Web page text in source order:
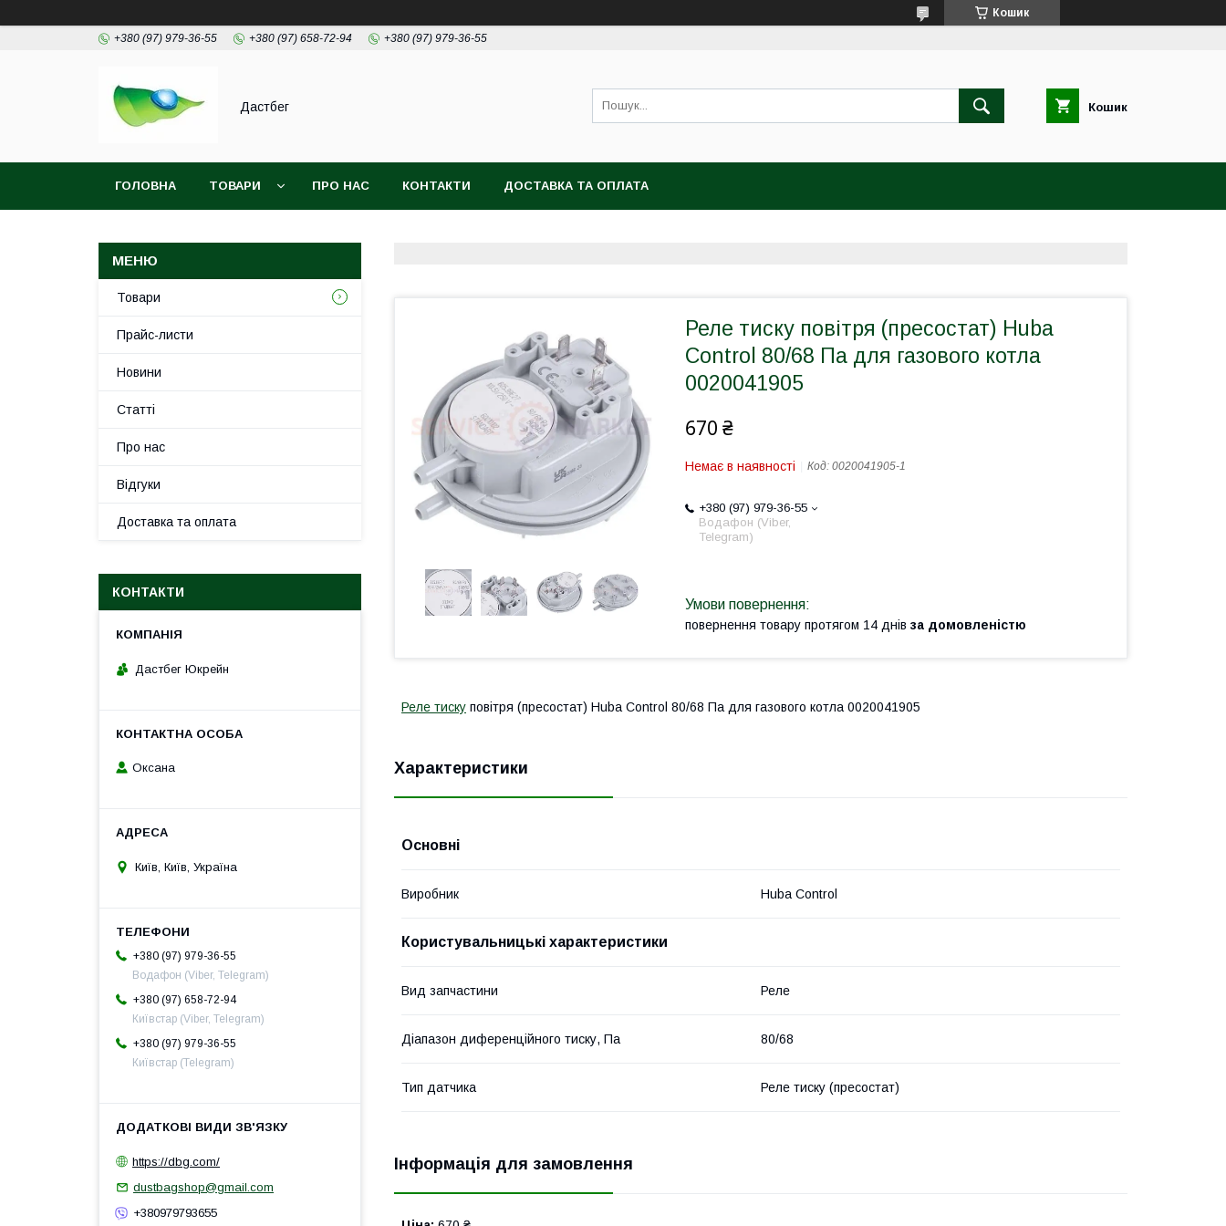
Кошик
+380 (97) 979-36-55 +380 (97) 658-72-94 +380 (97) 979-36-55
Дастбег Кошик
ГОЛОВНА ТОВАРИ ПРО НАС КОНТАКТИ ДОСТАВКА ТА ОПЛАТА
Реле тиску повітря (пресостат) Huba
Control 80/68 Па для газового котла
0020041905
670 ₴
Немає в наявності Код: 0020041905-1
+380 (97) 979-36-55
Водафон (Viber,
Telegram)
повернення товару протягом 14 днів за домовленістю
Реле тиску повітря (пресостат) Huba Control 80/68 Па для газового котла 0020041905
Характеристики
Основні
Виробник Huba Control
Користувальницькі характеристики
Вид запчастини Реле
Діапазон диференційного тиску, Па 80/68
Тип датчика Реле тиску (пресостат)
Інформація для замовлення
Товари
Прайс-листи
Новини
Статті
Про нас
Відгуки
Доставка та оплата
КОНТАКТИ
Дастбег Юкрейн
Оксана
Київ, Київ, Україна
+380 (97) 979-36-55
Водафон (Viber, Telegram)
+380 (97) 658-72-94
Київстар (Viber, Telegram)
+380 (97) 979-36-55
Київстар (Telegram)
https://dbg.com/
dustbagshop@gmail.com
+380979793655